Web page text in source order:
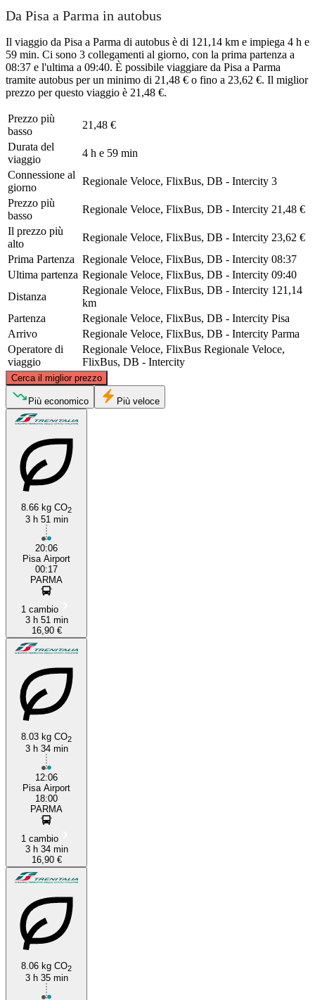
Da Pisa a Parma in autobus
Il viaggio da Pisa a Parma di autobus è di 121,14 km e impiega 4 h e
59 min. Ci sono 3 collegamenti al giorno, con la prima partenza a
08:37 e l'ultima a 09:40. È possibile viaggiare da Pisa a Parma
tramite autobus per un minimo di 21,48 € o fino a 23,62 €. Il miglior
prezzo per questo viaggio è 21,48 €.
Prezzo più
basso
21,48 €
Durata del
viaggio
4 h e 59 min
Connessione al
giorno
Regionale Veloce, FlixBus, DB - Intercity 3
Prezzo più
basso
Regionale Veloce, FlixBus, DB - Intercity 21,48 €
Il prezzo più
alto
Regionale Veloce, FlixBus, DB - Intercity 23,62 €
Prima Partenza
Regionale Veloce, FlixBus, DB - Intercity 08:37
Ultima partenza Regionale Veloce, FlixBus, DB - Intercity 09:40
Distanza
Regionale Veloce, FlixBus, DB - Intercity 121,14
km
Partenza
Regionale Veloce, FlixBus, DB - Intercity Pisa
Arrivo
Regionale Veloce, FlixBus, DB - Intercity Parma
Operatore di
viaggio
Regionale Veloce, FlixBus Regionale Veloce,
FlixBus, DB - Intercity
Cerca il miglior prezzo
©CARTO
Più economico Più veloce
8.66 kg CO2
3 h 51 min
20:06
Pisa Airport
00:17
PARMA
1 cambio
3 h 51 min
16,90 €
8.03 kg CO2
3 h 34 min
12:06
Pisa Airport
18:00
PARMA
1 cambio
3 h 34 min
16,90 €
8.06 kg CO2
3 h 35 min